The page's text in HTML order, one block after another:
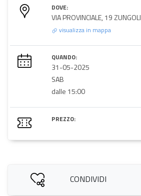
DOVE:
VIA PROVINCIALE, 19 ZUNGOLI
visualizza in mappa
QUANDO:
31-05-2025
SAB
dalle 15:00
PREZZO:
CONDIVIDI